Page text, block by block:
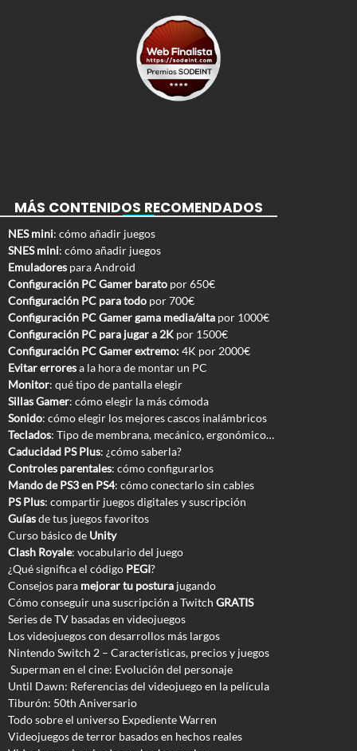
MÁS CONTENIDOS RECOMENDADOS
NES mini: cómo añadir juegos
SNES mini: cómo añadir juegos
Emuladores para Android
Configuración PC Gamer barato por 650€
Configuración PC para todo por 700€
Configuración PC Gamer gama media/alta por 1000€
Configuración PC para jugar a 2K por 1500€
Configuración PC Gamer extremo:4K por 2000€
Evitar erroresa la hora de montar un PC
Monitor: qué tipo de pantalla elegir
Sillas Gamer: cómo elegir la más cómoda
Sonido: cómo elegir los mejores cascos inalámbricos
Teclados: Tipo de membrana, mecánico, ergonómico…
Caducidad PS Plus: ¿cómo saberla?
Controles parentales: cómo configurarlos
Mando de PS3 en PS4: cómo conectarlo sin cables
PS Plus: compartir juegos digitales y suscripción
Guíasde tus juegos favoritos
Curso básico de Unity
Clash Royale: vocabulario del juego
¿Qué significa el código PEGI?
Consejos para mejorar tu postura jugando
Cómo conseguir una suscripción a Twitch GRATIS
Series de TV basadas en videojuegos
Los videojuegos con desarrollos más largos
Nintendo Switch 2 – Características, precios y juegos
Superman en el cine: Evolución del personaje
Until Dawn: Referencias del videojuego en la película
Tiburón: 50th Aniversario
Todo sobre el universo Expediente Warren
Videojuegos de terror basados en hechos reales